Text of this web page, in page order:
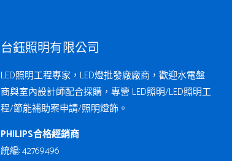
台鈺照明有限公司
LED照明工程專家，LED燈批發廠廠商，歡迎水電盤
商與室內設計師配合採購，專營 LED照明/LED照明工
程/節能補助案申請/照明燈飾。
PHILIPS合格經銷商
統編: 42769496